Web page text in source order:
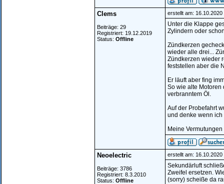
Clems
Beiträge: 29
Registriert: 19.12.2019
Status: Offline
erstellt am:
Unter die Klappe
Zylindern oder
Zündkerzen
wieder alle drei...
Zündkerzen wieder
feststellen aber die
Er läuft aber fing
So wie alte Motoren
verbranntem Öl.
Auf der Probefahrt
und denke wenn
Meine
Neoelectric
Beiträge: 3786
Registriert: 8.3.2010
Status: Offline
erstellt am:
Sekundärluft
Zweifel ersetzen.
(sorry) scheiße da